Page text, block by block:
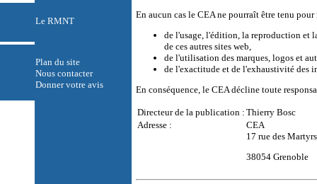
Le RMNT
Plan du site
Nous contacter
Donner votre avis
En aucun cas le CEA ne pourraît être tenu pour
de l'usage, l'édition, la reproduction et
de ces autres sites web,
de l'utilisation des marques, logos et
de l'exactitude et de l'exhaustivité des
En conséquence, le CEA décline toute
Directeur de la publication : Thierry Bosc
Adresse :
CEA
17 rue des Martyrs
38054 Grenoble